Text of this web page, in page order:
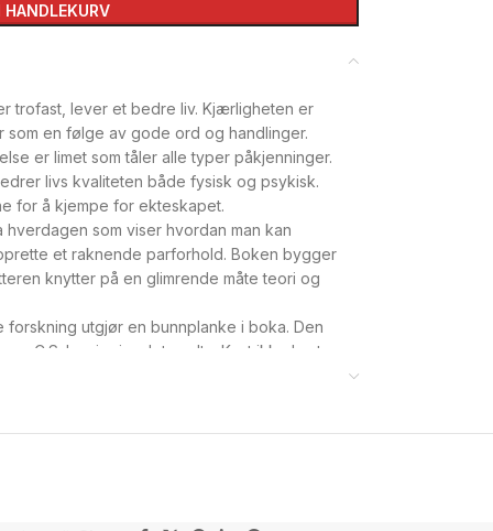
HANDLEKURV
trofast, lever et bedre liv. Kjærligheten er
som en følge av gode ord og handlinger.
er limet som tåler alle typer påkjenninger.
livs kvaliteten både fysisk og psykisk.
for å kjempe for ekteskapet.
som viser hvordan man kan
et raknende parforhold. Boken bygger
knytter på en glimrende måte teori og
forskning utgjør en bunn­planke i boka. Den
C.S. Lewis sier det godt: «Kast ikke bort
handle som om du gjør det.» Virginia Satir